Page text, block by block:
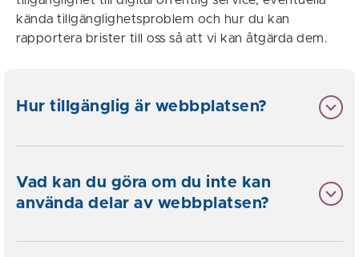
kända tillgänglighetsproblem och hur du kan
rapportera brister till oss så att vi kan åtgärda dem.
Hur tillgänglig är webbplatsen?
Vad kan du göra om du inte kan
använda delar av webbplatsen?